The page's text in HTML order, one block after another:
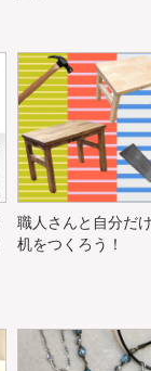
職人さんと自分だ
机をつくろう！